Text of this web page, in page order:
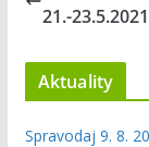
21.-23.5.2021
Aktuality
Spravodaj 9. 8.